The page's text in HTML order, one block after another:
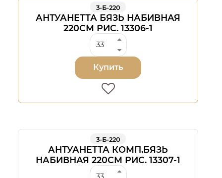
3-Б-220
АНТУАНЕТТА БЯЗЬ НАБИВНАЯ
220СМ РИС. 13306-1
Купить
3-Б-220
АНТУАНЕТТА КОМП.БЯЗЬ
НАБИВНАЯ 220СМ РИС. 13307-1